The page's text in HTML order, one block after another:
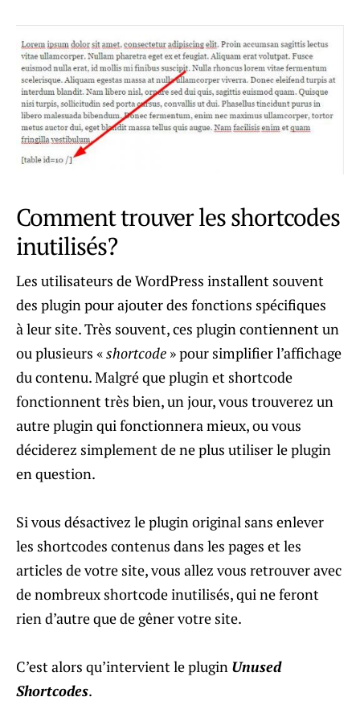
Comment trouver les shortcodes
inutilisés?
Les utilisateurs de WordPress installent souvent
des plugin pour ajouter des fonctions spécifiques
à leur site. Très souvent, ces plugin contiennent un
ou plusieurs «shortcode » pour simplifier l’affichage
du contenu. Malgré que plugin et shortcode
fonctionnent très bien, un jour, vous trouverez un
autre plugin qui fonctionnera mieux, ou vous
déciderez simplement de ne plus utiliser le plugin
en question.
Si vous désactivez le plugin original sans enlever
les shortcodes contenus dans les pages et les
articles de votre site, vous allez vous retrouver avec
de nombreux shortcode inutilisés, qui ne feront
rien d’autre que de gêner votre site.
C’est alors qu’intervient le plugin Unused
Shortcodes.